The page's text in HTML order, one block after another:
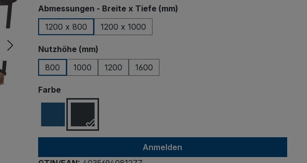
Abmessungen - Breite x Tiefe (mm)auswählen
1200 x 800
1200 x 1000
Nutzhöhe (mm)auswählen
800
1000 1200 1600
Farbeauswählen
Anmelden